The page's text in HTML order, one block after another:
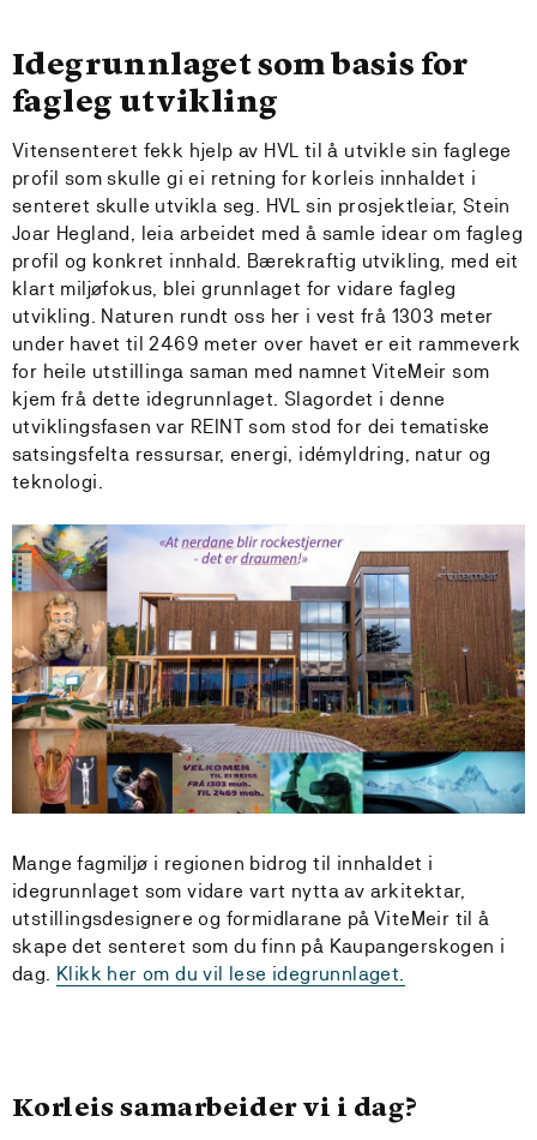
Idegrunnlaget som basis for
fagleg utvikling
Vitensenteret fekk hjelp av HVL til å utvikle sin faglege
profil som skulle gi ei retning for korleis innhaldet i
senteret skulle utvikla seg. HVL sin prosjektleiar, Stein
Joar Hegland, leia arbeidet med å samle idear om fagleg
profil og konkret innhald. Bærekraftig utvikling, med eit
klart miljøfokus, blei grunnlaget for vidare fagleg
utvikling. Naturen rundt oss her i vest frå 1303 meter
under havet til 2469 meter over havet er eit rammeverk
for heile utstillinga saman med namnet ViteMeir som
kjem frå dette idegrunnlaget. Slagordet i denne
utviklingsfasen var REINT som stod for dei tematiske
satsingsfelta ressursar, energi, idémyldring, natur og
teknologi.
Mange fagmiljø i regionen bidrog til innhaldet i
idegrunnlaget som vidare vart nytta av arkitektar,
utstillingsdesignere og formidlarane på ViteMeir til å
skape det senteret som du finn på Kaupangerskogen i
dag. Klikk her om du vil lese idegrunnlaget.
Korleis samarbeider vi i dag?